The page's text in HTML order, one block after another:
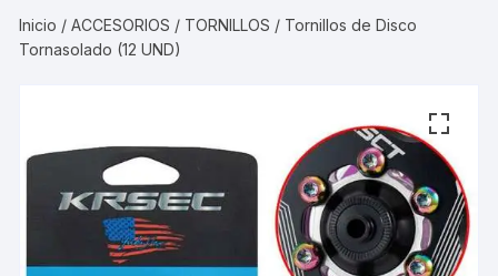
Inicio /ACCESORIOS / TORNILLOS / Tornillos de Disco
Tornasolado (12 UND)